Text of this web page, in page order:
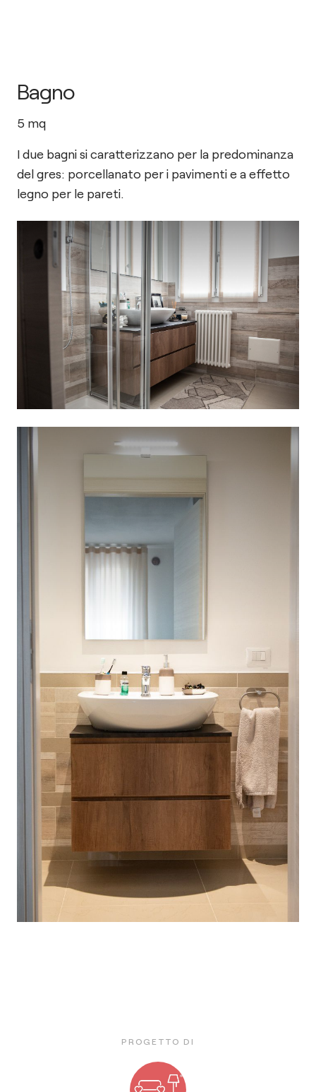
Bagno
5 mq
I due bagni si caratterizzano per la predominanza
del gres: porcellanato per i pavimenti e a effetto
legno per le pareti.
PROGETTO DI